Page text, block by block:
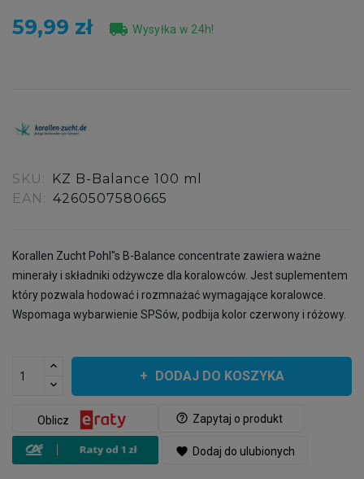
59,99 zł local_shipping Wysyłka w 24h!
SKU:
KZ B-Balance 100 ml
EAN: 4260507580665
Korallen Zucht Pohl"s B-Balance concentrate zawiera ważne
minerały i składniki odżywcze dla koralowców. Jest suplementem
który pozwala hodować i rozmnażać wymagające koralowce.
Wspomaga wybarwienie SPSów, podbija kolor czerwony i różowy.
DODAJ DO KOSZYKA
help_outline Zapytaj o produkt
Oblicz
favorite Dodaj do ulubionych